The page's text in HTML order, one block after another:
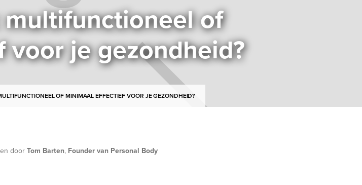
of
je gezondheid?
OF MINIMAAL EFFECTIEF VOOR JE GEZONDHEID?
doorTom Barten, Founder van Personal Body